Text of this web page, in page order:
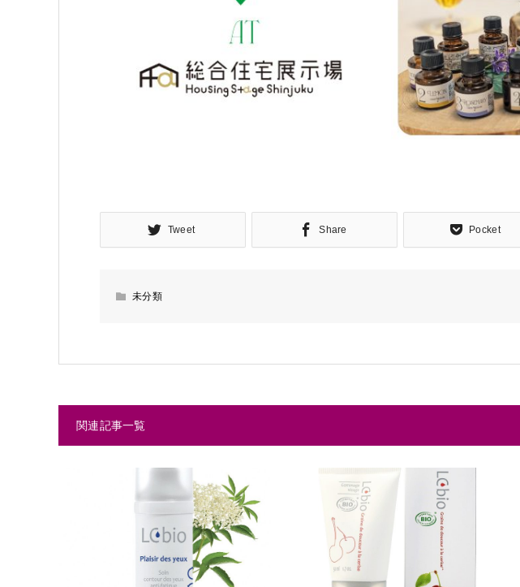
Tweet Share Pocket
未分類
関連記事一覧